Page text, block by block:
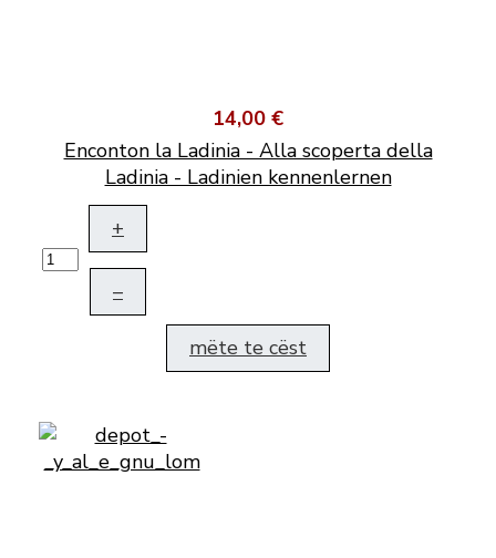
14,00 €
Enconton la Ladinia - Alla scoperta della
Ladinia - Ladinien kennenlernen
+
–
mëte te cëst